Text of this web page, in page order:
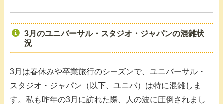
3月のユニバーサル・スタジオ・ジャパンの混雑状
況
3月は春休みや卒業旅行のシーズンで、ユニバーサル・
スタジオ・ジャパン（以下、ユニバ）は特に混雑しま
す。私も昨年の3月に訪れた際、人の波に圧倒されまし